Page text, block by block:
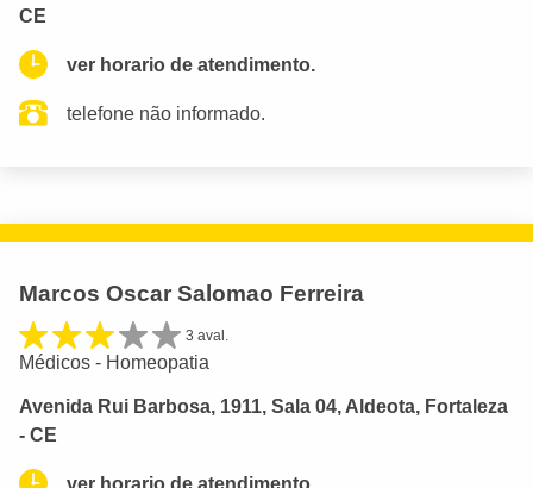
CE
ver horario de atendimento.
telefone não informado.
Marcos Oscar Salomao Ferreira
3 aval.
Médicos - Homeopatia
Avenida Rui Barbosa, 1911, Sala 04, Aldeota, Fortaleza
- CE
ver horario de atendimento.